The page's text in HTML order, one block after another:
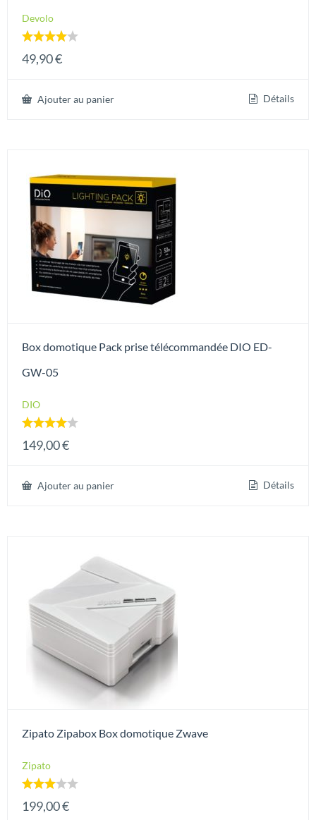
Devolo
4.00
49,90€
Ajouter au panier Détails
Box domotique Pack prise télécommandée DIO ED-
GW-05
DIO
4.00
149,00€
Ajouter au panier Détails
Zipato Zipabox Box domotique Zwave
Zipato
3.00
199,00€